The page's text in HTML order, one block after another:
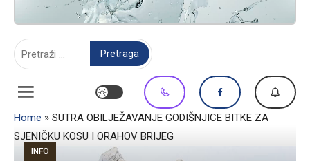
Home » SUTRA OBILJEŽAVANJE GODIŠNJICE BITKE ZA
SJENIČKU KOSU I ORAHOV BRIJEG
INFO